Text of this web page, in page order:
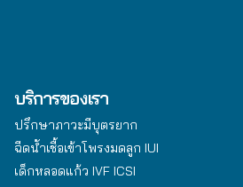
บริการของเรา
ปรึกษาภาวะมีบุตรยาก
ฉีดน้ำเชื้อเข้าโพรงมดลูก IUI
เด็กหลอดแก้ว IVF ICSI